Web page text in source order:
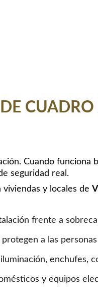
Cuando funciona
seguridad real.
y locales de
frente a
a las
enchufes,
y
DE